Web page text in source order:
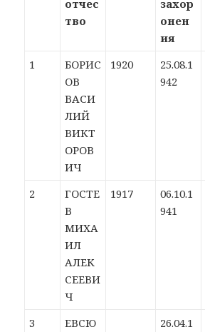
отчес
тво
захор
онен
ия
1
БОРИС
ОВ
ВАСИ
ЛИЙ
ВИКТ
ОРОВ
ИЧ
1920
25.08.1
942
2
ГОСТЕ
В
МИХА
ИЛ
АЛЕК
СЕЕВИ
Ч
1917
06.10.1
941
3
ЕВСЮ
26.04.1